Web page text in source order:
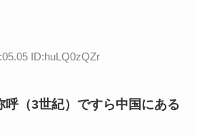
ID:huLQ0zQZr
呼（3世紀）ですら中国にある